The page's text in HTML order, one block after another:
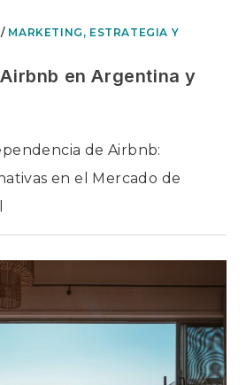
/ MARKETING, ESTRATEGIA Y
en Argentina y
de Airbnb:
en el Mercado de
ALTERNATIVAS
AIRBNB
EN
ARGENTINA
Y